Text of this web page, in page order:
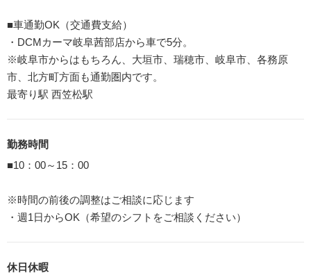
■車通勤OK（交通費支給）
・DCMカーマ岐阜茜部店から車で5分。
※岐阜市からはもちろん、大垣市、瑞穂市、岐阜市、各務原
市、北方町方面も通勤圏内です。
最寄り駅 西笠松駅
勤務時間
■10：00～15：00
※時間の前後の調整はご相談に応じます
・週1日からOK（希望のシフトをご相談ください）
休日休暇